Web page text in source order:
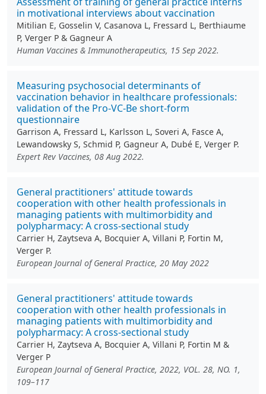
in motivational interviews about vaccination
Mitilian E, Gosselin V, Casanova L, Fressard L, Berthiaume
P, Verger P & Gagneur A
Human Vaccines & Immunotherapeutics, 15 Sep 2022.
Measuring psychosocial determinants of
vaccination behavior in healthcare professionals:
validation of the Pro-VC-Be short-form
questionnaire
Garrison A, Fressard L, Karlsson L, Soveri A, Fasce A,
Lewandowsky S, Schmid P, Gagneur A, Dubé E, Verger P.
Expert Rev Vaccines, 08 Aug 2022.
General practitioners' attitude towards
cooperation with other health professionals in
managing patients with multimorbidity and
polypharmacy: A cross-sectional study
Carrier H, Zaytseva A, Bocquier A, Villani P, Fortin M,
Verger P.
European Journal of General Practice, 20 May 2022
General practitioners' attitude towards
cooperation with other health professionals in
managing patients with multimorbidity and
polypharmacy: A cross-sectional study
Carrier H, Zaytseva A, Bocquier A, Villani P, Fortin M &
Verger P
European Journal of General Practice, 2022, VOL. 28, NO. 1,
109–117